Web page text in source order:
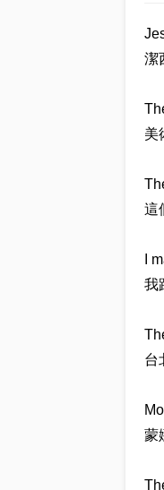
潔
美
這
I
我
台
蒙